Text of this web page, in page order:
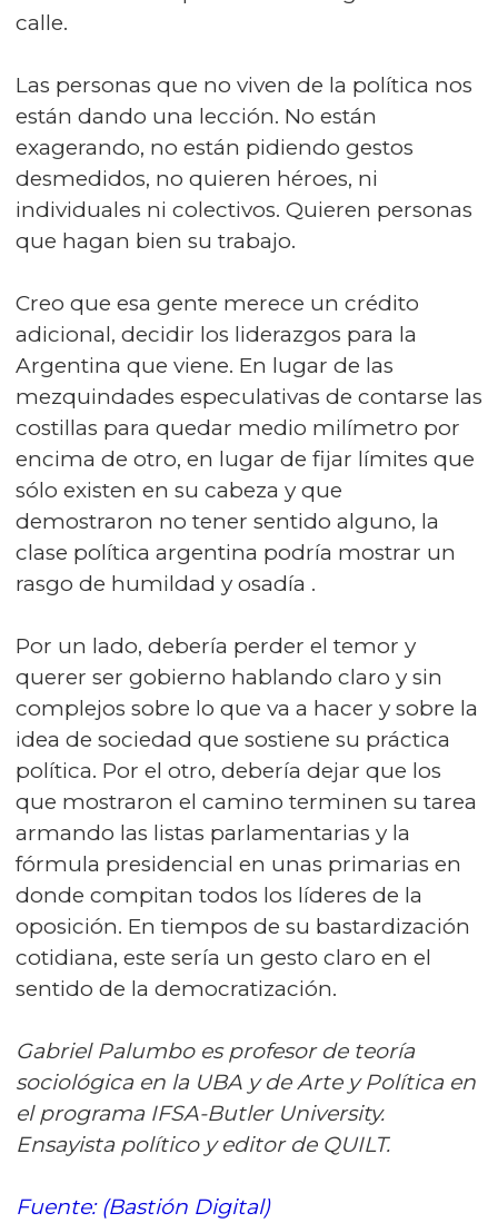
calle.
Las personas que no viven de la política nos
están dando una lección. No están
exagerando, no están pidiendo gestos
desmedidos, no quieren héroes, ni
individuales ni colectivos. Quieren personas
que hagan bien su trabajo.
Creo que esa gente merece un crédito
adicional, decidir los liderazgos para la
Argentina que viene. En lugar de las
mezquindades especulativas de contarse las
costillas para quedar medio milímetro por
encima de otro, en lugar de fijar límites que
sólo existen en su cabeza y que
demostraron no tener sentido alguno, la
clase política argentina podría mostrar un
rasgo de humildad y osadía .
Por un lado, debería perder el temor y
querer ser gobierno hablando claro y sin
complejos sobre lo que va a hacer y sobre la
idea de sociedad que sostiene su práctica
política. Por el otro, debería dejar que los
que mostraron el camino terminen su tarea
armando las listas parlamentarias y la
fórmula presidencial en unas primarias en
donde compitan todos los líderes de la
oposición. En tiempos de su bastardización
cotidiana, este sería un gesto claro en el
sentido de la democratización.
Gabriel Palumbo es profesor de teoría
sociológica en la UBA y de Arte y Política en
el programa IFSA-Butler University.
Ensayista político y editor de QUILT.
Fuente: (Bastión Digital)